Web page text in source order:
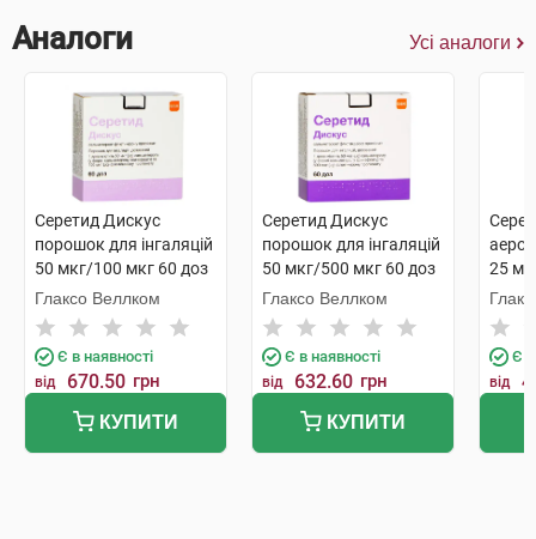
Аналоги Усі аналоги
Серетид Дискус
порошок для інгаляцій
50 мкг/100 мкг 60 доз
1 флакон
Глаксо Веллком
Є в наявності
від 670.50 грн
КУПИТИ
Серетид Дискус
порошок для інгаляцій
50 мкг/500 мкг 60 доз
1 флакон
Глаксо Веллком
Є в наявності
від 632.60 грн
КУПИТИ
25
1
Є в
від